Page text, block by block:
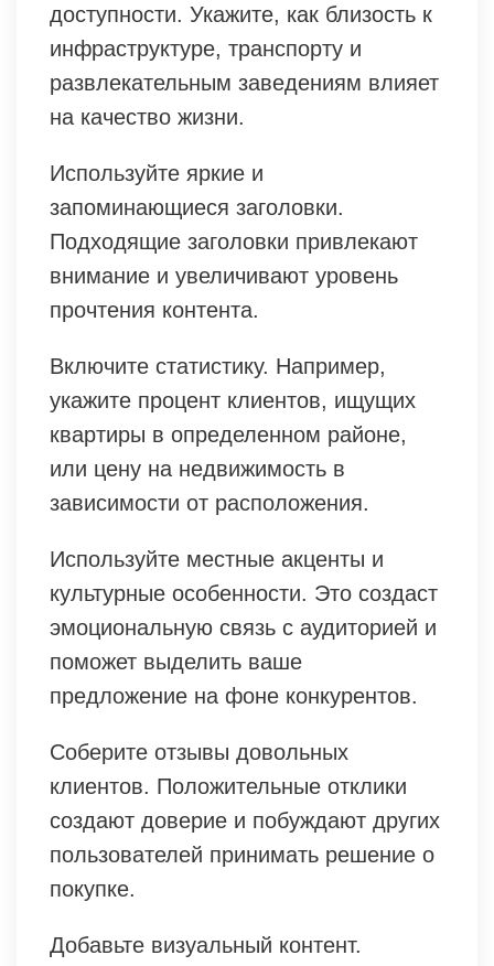
доступности. Укажите, как близость к
инфраструктуре, транспорту и
развлекательным заведениям влияет
на качество жизни.
Используйте яркие и
запоминающиеся заголовки.
Подходящие заголовки привлекают
внимание и увеличивают уровень
прочтения контента.
Включите статистику. Например,
укажите процент клиентов, ищущих
квартиры в определенном районе,
или цену на недвижимость в
зависимости от расположения.
Используйте местные акценты и
культурные особенности. Это создаст
эмоциональную связь с аудиторией и
поможет выделить ваше
предложение на фоне конкурентов.
Соберите отзывы довольных
клиентов. Положительные отклики
создают доверие и побуждают других
пользователей принимать решение о
покупке.
Добавьте визуальный контент.